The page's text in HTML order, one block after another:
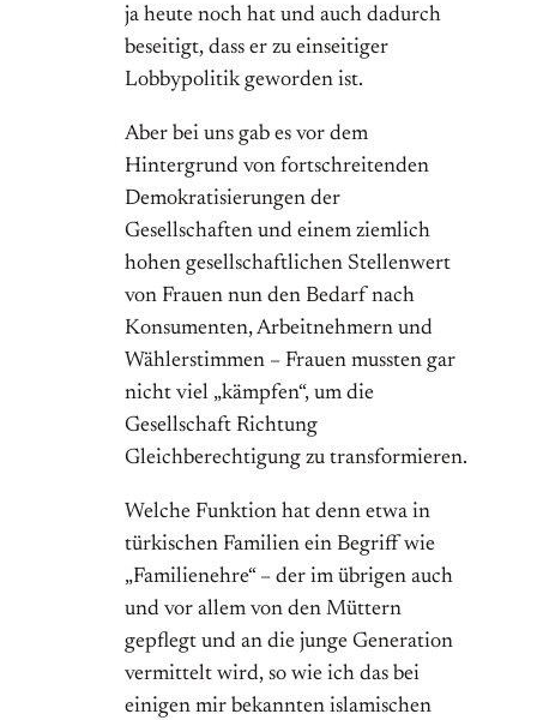
ja heute noch hat und auch dadurch
beseitigt, dass er zu einseitiger
Lobbypolitik geworden ist.
Aber bei uns gab es vor dem
Hintergrund von fortschreitenden
Demokratisierungen der
Gesellschaften und einem ziemlich
hohen gesellschaftlichen Stellenwert
von Frauen nun den Bedarf nach
Konsumenten, Arbeitnehmern und
Wählerstimmen – Frauen mussten gar
nicht viel „kämpfen“, um die
Gesellschaft Richtung
Gleichberechtigung zu transformieren.
Welche Funktion hat denn etwa in
türkischen Familien ein Begriff wie
„Familienehre“ – der im übrigen auch
und vor allem von den Müttern
gepflegt und an die junge Generation
vermittelt wird, so wie ich das bei
einigen mir bekannten islamischen